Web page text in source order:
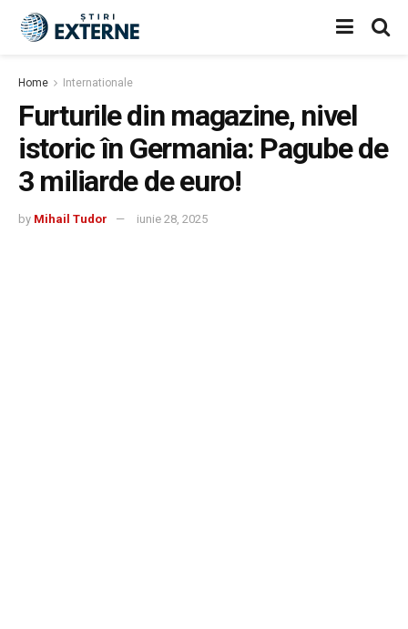
Home Internationale
Furturile din magazine, nivel
istoric în Germania: Pagube de
3 miliarde de euro!
by Mihail Tudor iunie 28, 2025